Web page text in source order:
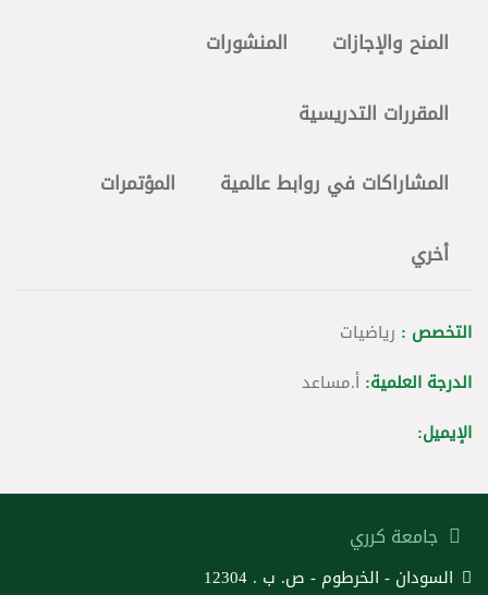
المنح والإجازات المنشورات
المقررات التدريسية
المشاراكات في روابط عالمية المؤتمرات
أخري
التخصص : رياضيات
الدرجة العلمية: أ.مساعد
الإيميل:
جامعة كرري
السودان - الخرطوم - ص. ب . 12304